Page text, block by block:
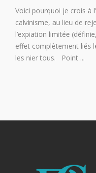
Voici pourquoi je crois à
calvinisme, au lieu de
l’expiation limitée
effet complètement liés
les nier tous. Point